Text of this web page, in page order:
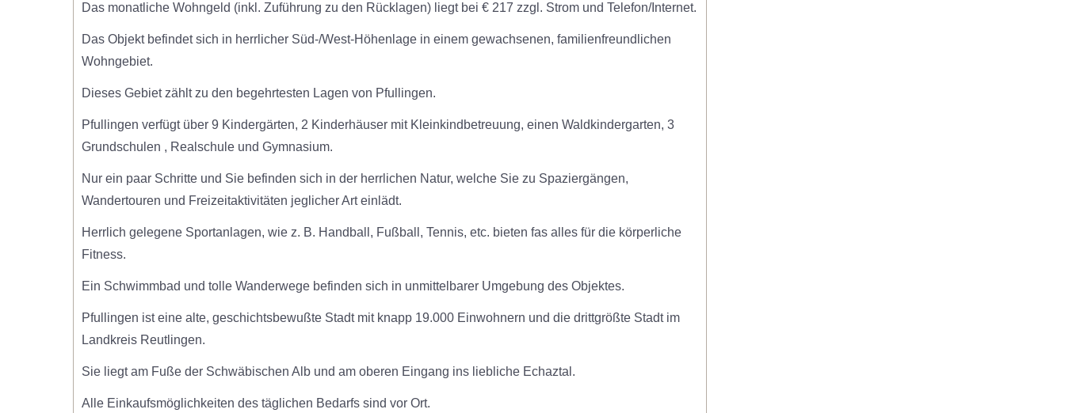
Das monatliche Wohngeld (inkl. Zuführung zu den Rücklagen) liegt bei € 217 zzgl. Strom und Telefon/Internet.
Das Objekt befindet sich in herrlicher Süd-/West-Höhenlage in einem gewachsenen, familienfreundlichen
Wohngebiet.
Dieses Gebiet zählt zu den begehrtesten Lagen von Pfullingen.
Pfullingen verfügt über 9 Kindergärten, 2 Kinderhäuser mit Kleinkindbetreuung, einen Waldkindergarten, 3
Grundschulen , Realschule und Gymnasium.
Nur ein paar Schritte und Sie befinden sich in der herrlichen Natur, welche Sie zu Spaziergängen,
Wandertouren und Freizeitaktivitäten jeglicher Art einlädt.
Herrlich gelegene Sportanlagen, wie z. B. Handball, Fußball, Tennis, etc. bieten fas alles für die körperliche
Fitness.
Ein Schwimmbad und tolle Wanderwege befinden sich in unmittelbarer Umgebung des Objektes.
Pfullingen ist eine alte, geschichtsbewußte Stadt mit knapp 19.000 Einwohnern und die drittgrößte Stadt im
Landkreis Reutlingen.
Sie liegt am Fuße der Schwäbischen Alb und am oberen Eingang ins liebliche Echaztal.
Alle Einkaufsmöglichkeiten des täglichen Bedarfs sind vor Ort.